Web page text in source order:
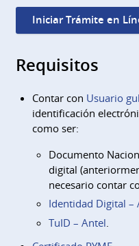
Iniciar Trámite en
Requisitos
Contar con Usuario
identificación
como ser:
Documento
digital
necesario contar
Identidad Digital –
TuID – Antel